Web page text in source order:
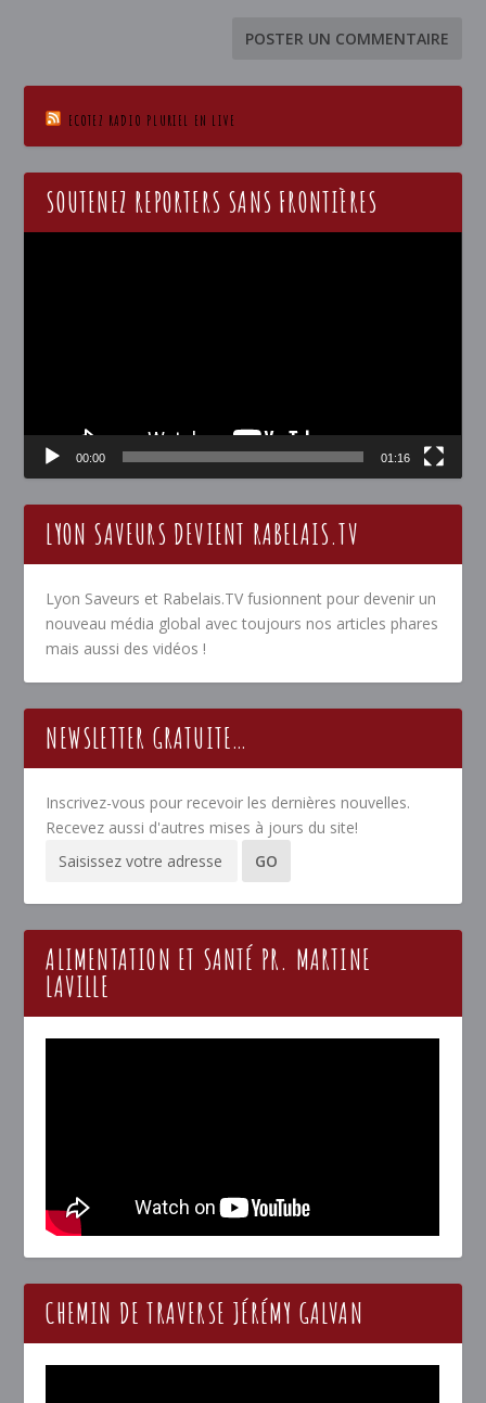
ECOTEZ RADIO PLURIEL EN LIVE
SOUTENEZ REPORTERS SANS FRONTIÈRES
00:00 01:16
LYON SAVEURS DEVIENT RABELAIS.TV
Lyon Saveurs et Rabelais.TV fusionnent pour devenir un
nouveau média global avec toujours nos articles phares
mais aussi des vidéos !
NEWSLETTER GRATUITE…
Inscrivez-vous pour recevoir les dernières nouvelles.
Recevez aussi d'autres mises à jours du site!
ALIMENTATION ET SANTÉ PR. MARTINE
LAVILLE
CHEMIN DE TRAVERSE JÉRÉMY GALVAN